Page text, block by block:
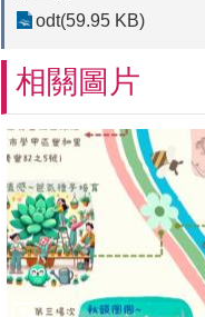
odt(59.95 KB)
相關圖片